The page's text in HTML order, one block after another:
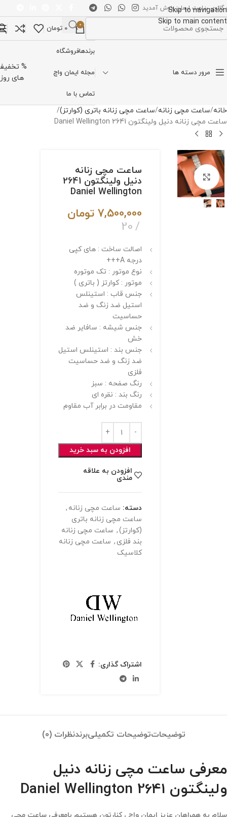
Skip to navigation
Skip to main content
گالری ساعت ایمان خوش آمدید
0
0 تومان
مرور دسته ها
برندهافروشگاه
مجله ایمان واچ
تماس با ما
%
های روز
خانه ساعت مچی زنانه ساعت مچی زنانه باتری (کوارتز)
ساعت مچی زنانه دنیل ولینگتون 2641 Daniel Wellington
برای بزرگنمایی کلیک کنیدساعت مچی زنانه
دنیل ولینگتون 2641
Daniel Wellington
7,500,000 تومان
20
اصالت ساخت : های کپی
درجه A+++
نوع موتور : تک موتوره
موتور : کوارتز ( باتری )
جنس قاب : استینلس
استیل ضد زنگ و ضد
حساسیت
جنس شیشه : سافایر ضد
خش
جنس بند : استینلس استیل
ضد زنگ و ضد حساسیت
فلزی
رنگ صفحه : سبز
رنگ بند : نقره ای
مقاومت در برابر آب مقاوم
افزودن به سبد خرید
افزودن به علاقه
مندی
دسته: ساعت مچی زنانه ,
ساعت مچی زنانه باتری
(کوارتز), ساعت مچی زنانه
بند فلزی , ساعت مچی زنانه
کلاسیک
اشتراک گذاری:
توضیحاتتوضیحات تکمیلیبرندنظرات (0)
معرفی ساعت مچی زنانه دنیل
ولینگتون 2641 Daniel Wellington